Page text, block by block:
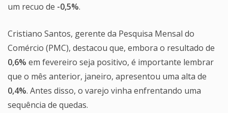
um recuo de -0,5%.
Cristiano Santos, gerente da Pesquisa Mensal do
Comércio (PMC), destacou que, embora o resultado de
0,6% em fevereiro seja positivo, é importante lembrar
que o mês anterior, janeiro, apresentou uma alta de
0,4%. Antes disso, o varejo vinha enfrentando uma
sequência de quedas.